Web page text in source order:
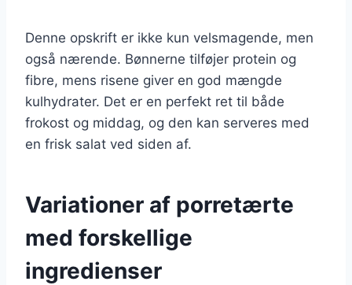
Denne opskrift er ikke kun velsmagende, men
også nærende. Bønnerne tilføjer protein og
fibre, mens risene giver en god mængde
kulhydrater. Det er en perfekt ret til både
frokost og middag, og den kan serveres med
en frisk salat ved siden af.
Variationer af porretærte
med forskellige
ingredienser